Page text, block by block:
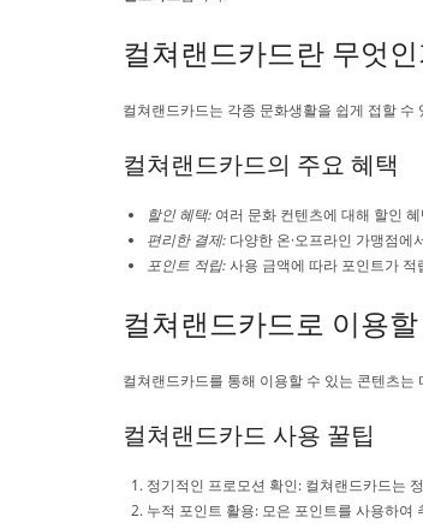
컬쳐랜드카드란 무엇인
컬쳐랜드카드는 각종 문화생활을 쉽게 접할
컬쳐랜드카드의 주요 혜택
할인 혜택: 여러 문화 컨텐츠에 대해 할인
편리한 결제: 다양한 온·오프라인 가맹점에
포인트 적립:사용 금액에 따라 포인트가
컬쳐랜드카드로 이용
컬쳐랜드카드를 통해 이용할 수 있는 콘텐츠
컬쳐랜드카드 사용 꿀팁
정기적인 프로모션 확인: 컬쳐랜드카드는
누적 포인트 활용: 모은 포인트를 사용하여